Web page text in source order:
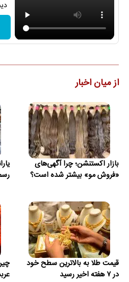
از میان اخبار
بازار اکستنشن؛ چرا آگهی‌های
«فروش مو» بیشتر شده است؟
قیمت طلا به بالاترین سطح خود
در ۷ هفته اخیر رسید